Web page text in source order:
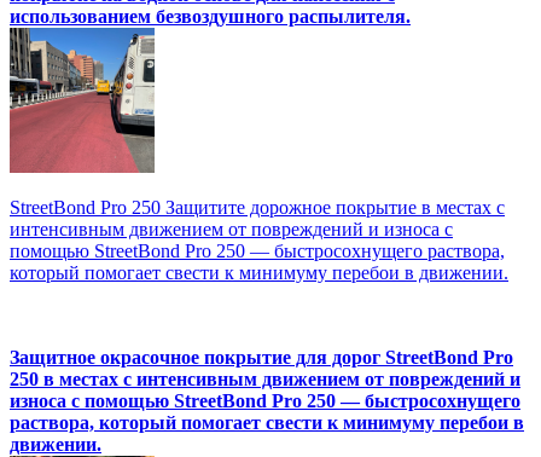
использованием безвоздушного распылителя.
StreetBond Pro 250 Защитите дорожное покрытие в местах с
интенсивным движением от повреждений и износа с
помощью StreetBond Pro 250 — быстросохнущего раствора,
который помогает свести к минимуму перебои в движении.
Защитное окрасочное покрытие для дорог StreetBond Pro
250 в местах с интенсивным движением от повреждений и
износа с помощью StreetBond Pro 250 — быстросохнущего
раствора, который помогает свести к минимуму перебои в
движении.